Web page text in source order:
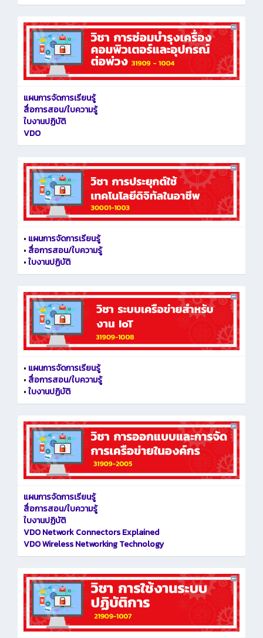
แผนการจัดการเรียนรู้
สื่อการสอน/ใบความรู้
ใบงานปฏิบัติ
VDO
• แผนการจัดการเรียนรู้
• สื่อการสอน/ใบความรู้
•ใบงานปฏิบัติ
• แผนการจัดการเรียนรู้
• สื่อการสอน/ใบความรู้
•ใบงานปฏิบัติ
แผนการจัดการเรียนรู้
สื่อการสอน/ใบความรู้
ใบงานปฏิบัติ
VDO Network Connectors Explained
VDO Wireless Networking Technology